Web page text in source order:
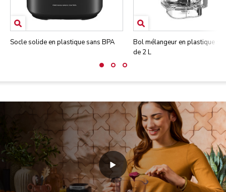
Socle solide en plastique sans BPA
Bol mélangeur en plastique
de 2 L